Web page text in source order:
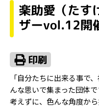
楽助愛（たす
ザーvol.12開
「自分たちに出来る事で
んな思いで集まった団体
考えずに、色んな角度か